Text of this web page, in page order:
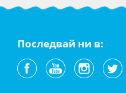
Последвай ни в: